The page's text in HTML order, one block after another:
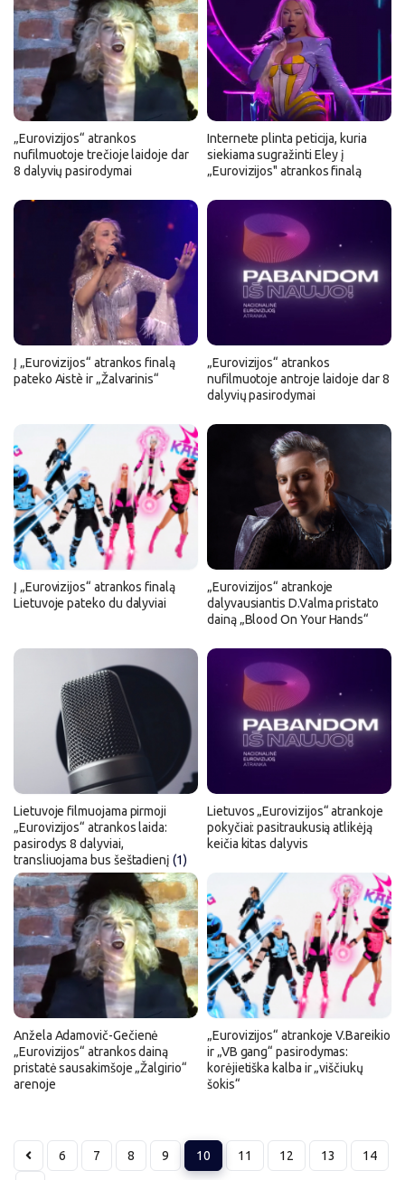
„Eurovizijos“ atrankos
nufilmuotoje trečioje laidoje dar
8 dalyvių pasirodymai
Internete plinta peticija, kuria
siekiama sugražinti Eley į
„Eurovizijos" atrankos finalą
Į „Eurovizijos“ atrankos finalą
pateko Aistè ir „Žalvarinis“
„Eurovizijos“ atrankos
nufilmuotoje antroje laidoje dar 8
dalyvių pasirodymai
Į „Eurovizijos“ atrankos finalą
Lietuvoje pateko du dalyviai
„Eurovizijos“ atrankoje
dalyvausiantis D.Valma pristato
dainą „Blood On Your Hands“
Lietuvoje filmuojama pirmoji
„Eurovizijos“ atrankos laida:
pasirodys 8 dalyviai,
transliuojama bus šeštadienį (1)
Lietuvos „Eurovizijos“ atrankoje
pokyčiai: pasitraukusią atlikėją
keičia kitas dalyvis
Anžela Adamovič-Gečienė
„Eurovizijos“ atrankos dainą
pristatė sausakimšoje „Žalgirio“
arenoje
„Eurovizijos“ atrankoje V.Bareikio
ir „VB gang“ pasirodymas:
korėjietiška kalba ir „viščiukų
šokis“
6 7 8 9 10 11 12 13 14